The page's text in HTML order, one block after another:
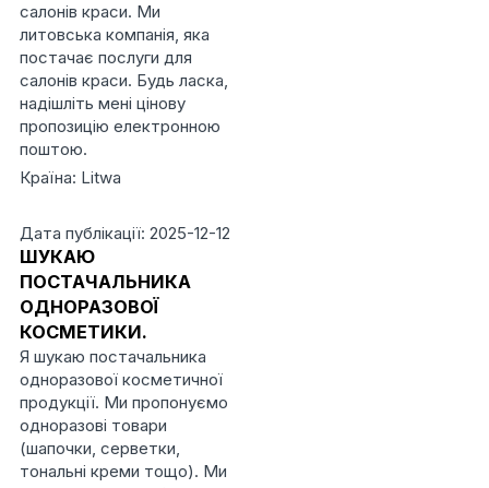
салонів краси. Ми
литовська компанія, яка
постачає послуги для
салонів краси. Будь ласка,
надішліть мені цінову
пропозицію електронною
поштою.
Країна: Litwa
Дата публікації: 2025-12-12
ШУКАЮ
ПОСТАЧАЛЬНИКА
ОДНОРАЗОВОЇ
КОСМЕТИКИ.
Я шукаю постачальника
одноразової косметичної
продукції. Ми пропонуємо
одноразові товари
(шапочки, серветки,
тональні креми тощо). Ми